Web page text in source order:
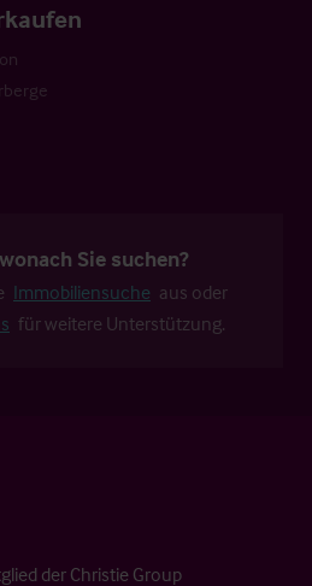
Sie suchen?
Immobiliensuche aus oder
für weitere Unterstützung.
der Christie Group